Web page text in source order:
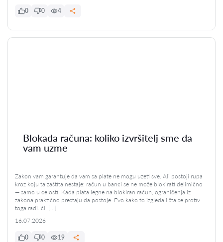
0 0 4
Blokada računa: koliko izvršitelj sme da
vam uzme
Zakon vam garantuje da vam sa plate ne mogu uzeti sve. Ali postoji rupa
kroz koju ta zaštita nestaje: račun u banci se ne može blokirati delimično
— samo u celosti. Kada plata legne na blokiran račun, ograničenja iz
zakona praktično prestaju da postoje. Evo kako to izgleda i šta se protiv
toga radi. čl. […]
16.07.2026
0 0 19